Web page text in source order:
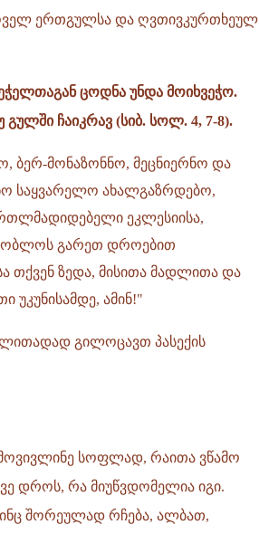
ერთგულსა და ღვთივკურთხეულ
ცოდნა უნდა მოიხვეჭო.
გულში ჩაიკრავ (სიბ. სოლ. 4, 7-8).
მონაზონნო, მეცნიერნო და
საყვარელო ახალგაზრდებო,
ეკლესიისა,
გარეთ დროებით
თქვენ ზედა, მისითა მადლითა და
უკუნისამდე, ამინ!"
გილოცავთ პასექის
სოფლად, რაითა ვწამო
დროს, რა მიუწვდომელია იგი.
შორეულად რჩება, ალბათ,